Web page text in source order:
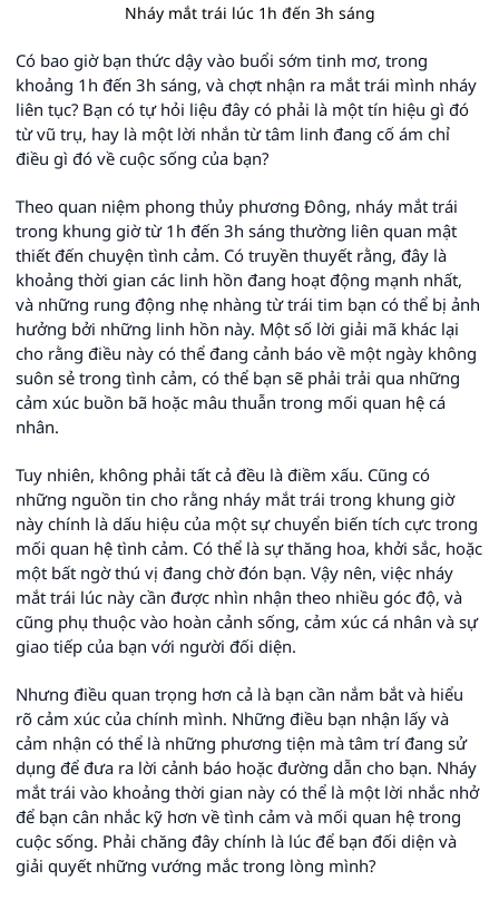
Nháy mắt trái lúc 1h đến 3h sáng
Có bao giờ bạn thức dậy vào buổi sớm tinh mơ, trong
khoảng 1h đến 3h sáng, và chợt nhận ra mắt trái mình nháy
liên tục? Bạn có tự hỏi liệu đây có phải là một tín hiệu gì đó
từ vũ trụ, hay là một lời nhắn từ tâm linh đang cố ám chỉ
điều gì đó về cuộc sống của bạn?
Theo quan niệm phong thủy phương Đông, nháy mắt trái
trong khung giờ từ 1h đến 3h sáng thường liên quan mật
thiết đến chuyện tình cảm. Có truyền thuyết rằng, đây là
khoảng thời gian các linh hồn đang hoạt động mạnh nhất,
và những rung động nhẹ nhàng từ trái tim bạn có thể bị ảnh
hưởng bởi những linh hồn này. Một số lời giải mã khác lại
cho rằng điều này có thể đang cảnh báo về một ngày không
suôn sẻ trong tình cảm, có thể bạn sẽ phải trải qua những
cảm xúc buồn bã hoặc mâu thuẫn trong mối quan hệ cá
nhân.
Tuy nhiên, không phải tất cả đều là điềm xấu. Cũng có
những nguồn tin cho rằng nháy mắt trái trong khung giờ
này chính là dấu hiệu của một sự chuyển biến tích cực trong
mối quan hệ tình cảm. Có thể là sự thăng hoa, khởi sắc, hoặc
một bất ngờ thú vị đang chờ đón bạn. Vậy nên, việc nháy
mắt trái lúc này cần được nhìn nhận theo nhiều góc độ, và
cũng phụ thuộc vào hoàn cảnh sống, cảm xúc cá nhân và sự
giao tiếp của bạn với người đối diện.
Nhưng điều quan trọng hơn cả là bạn cần nắm bắt và hiểu
rõ cảm xúc của chính mình. Những điều bạn nhận lấy và
cảm nhận có thể là những phương tiện mà tâm trí đang sử
dụng để đưa ra lời cảnh báo hoặc đường dẫn cho bạn. Nháy
mắt trái vào khoảng thời gian này có thể là một lời nhắc nhở
để bạn cân nhắc kỹ hơn về tình cảm và mối quan hệ trong
cuộc sống. Phải chăng đây chính là lúc để bạn đối diện và
giải quyết những vướng mắc trong lòng mình?